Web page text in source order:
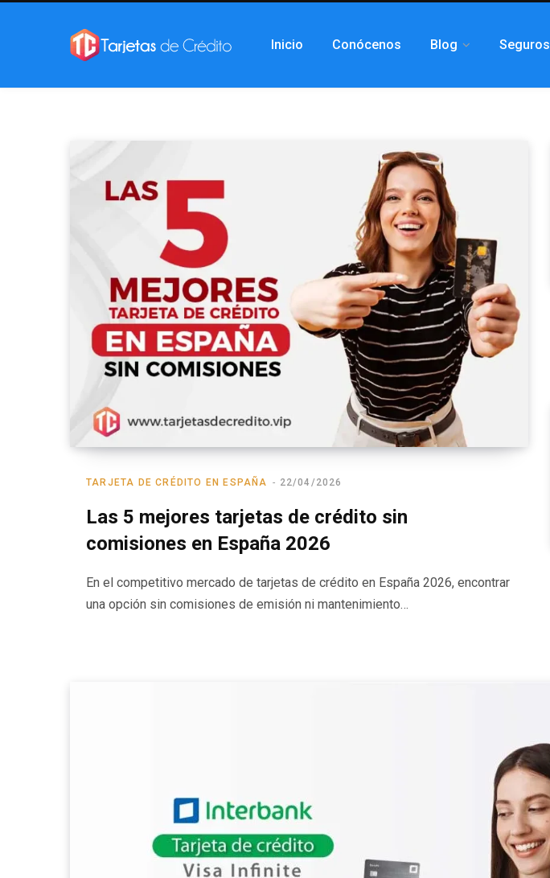
Inicio Conócenos Blog Seguros
TARJETA DE CRÉDITO EN ESPAÑA 22/04/2026
Las 5 mejores tarjetas de crédito sin
comisiones en España 2026
En el competitivo mercado de tarjetas de crédito en España 2026, encontrar
una opción sin comisiones de emisión ni mantenimiento…